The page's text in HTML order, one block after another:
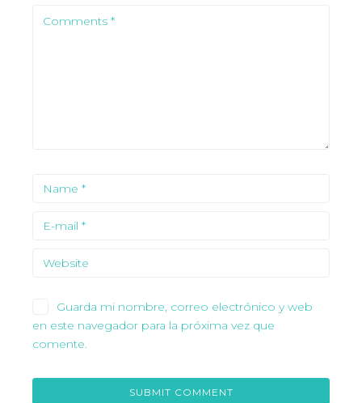
Guarda mi nombre, correo electrónico y web
en este navegador para la próxima vez que
comente.